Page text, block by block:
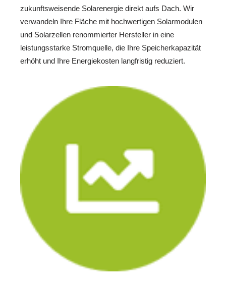
zukunftsweisende Solarenergie direkt aufs Dach. Wir
verwandeln Ihre Fläche mit hochwertigen Solarmodulen
und Solarzellen renommierter Hersteller in eine
leistungsstarke Stromquelle, die Ihre Speicherkapazität
erhöht und Ihre Energiekosten langfristig reduziert.